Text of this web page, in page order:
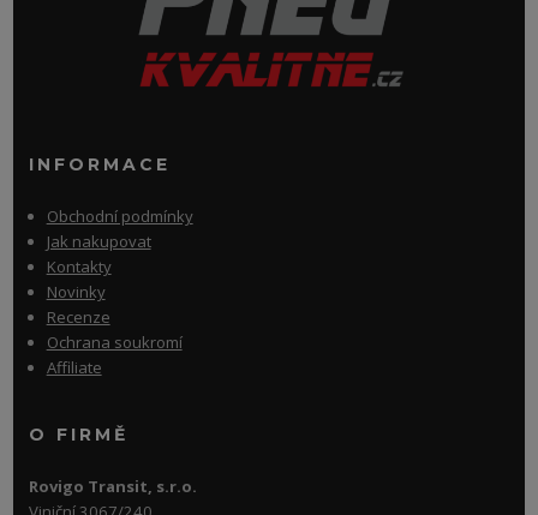
INFORMACE
Obchodní podmínky
Jak nakupovat
Kontakty
Novinky
Recenze
Ochrana soukromí
Affiliate
O FIRMĚ
Rovigo Transit, s.r.o.